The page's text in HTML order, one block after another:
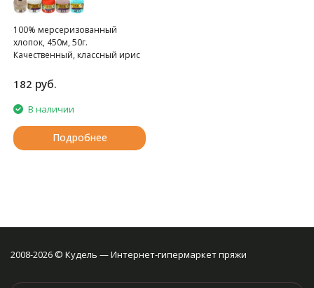
100% мерсеризованный
хлопок, 450м, 50г.
Качественный, классный ирис
182 руб.
В наличии
Подробнее
2008-2026 © Кудель — Интернет-гипермаркет пряжи